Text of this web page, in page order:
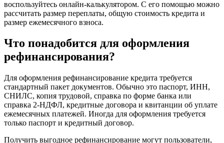
воспользуйтесь онлайн-калькулятором. С его помощью можно
рассчитать размер переплаты, общую стоимость кредита и
размер ежемесячного взноса.
Что понадобится для оформления
рефинансирования?
Для оформления рефинансирование кредита требуется
стандартный пакет документов. Обычно это паспорт, ИНН,
СНИЛС, копия трудовой, справка по форме банка или
справка 2-НДФЛ, кредитные договора и квитанции об уплате
ежемесячных платежей. Иногда для оформления требуется
только паспорт и кредитный договор.
Получить выгодное рефинансирование могут пользователи,